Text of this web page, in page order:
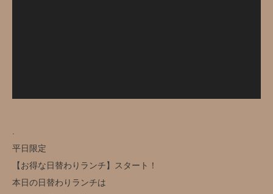
平日限定️
【お得な日替わりランチ】スタート！
本日の日替わりランチは